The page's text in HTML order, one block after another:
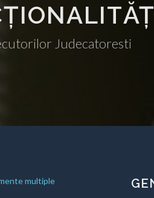
Judecatoresti